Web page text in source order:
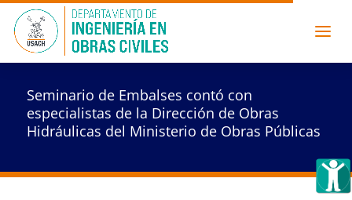
Seminario de Embalses contó con
especialistas de la Dirección de Obras
Hidráulicas del Ministerio de Obras Públicas